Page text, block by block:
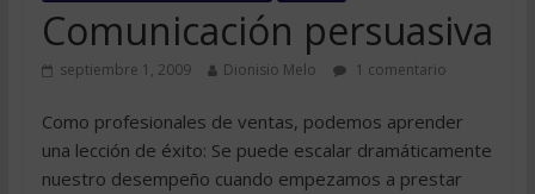
Comunicación persuasiva
septiembre 1, 2009 Dionisio Melo 1 comentario
Como profesionales de ventas, podemos aprender
una lección de éxito: Se puede escalar dramáticamente
nuestro desempeño cuando empezamos a prestar